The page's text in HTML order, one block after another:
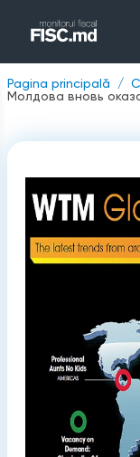
Pagina principală
Молдова вновь